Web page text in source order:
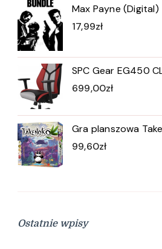
Max Payne (Digital)
17,99zł
SPC Gear EG450
699,00zł
Gra planszowa
99,60zł
Ostatnie wpisy